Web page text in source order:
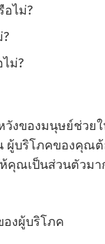
อไม่?
ม่?
งของมนุษย์ช่วย
ผู้บริโภคของคุณต้
ห้คุณเป็นส่วนตัวม
องผู้บริโภค